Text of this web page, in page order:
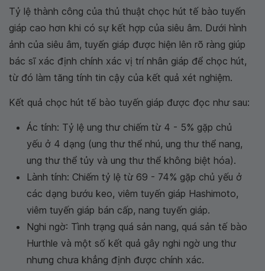
Tỷ lệ thành công của thủ thuật chọc hút tế bào tuyến
giáp cao hơn khi có sự kết hợp của siêu âm. Dưới hình
ảnh của siêu âm, tuyến giáp được hiện lên rõ ràng giúp
bác sĩ xác định chính xác vị trí nhân giáp để chọc hút,
từ đó làm tăng tính tin cậy của kết quả xét nghiệm.
Kết quả chọc hút tế bào tuyến giáp được đọc như sau:
Ác tính: Tỷ lệ ung thư chiếm từ 4 - 5% gặp chủ
yếu ở 4 dạng (ung thư thể nhú, ung thư thể nang,
ung thư thể tủy và ung thư thể không biệt hóa).
Lành tính: Chiếm tỷ lệ từ 69 - 74% gặp chủ yếu ở
các dạng bướu keo, viêm tuyến giáp Hashimoto,
viêm tuyến giáp bán cấp, nang tuyến giáp.
Nghi ngờ: Tình trạng quá sản nang, quá sản tế bào
Hurthle và một số kết quả gây nghi ngờ ung thư
nhưng chưa khẳng định được chính xác.